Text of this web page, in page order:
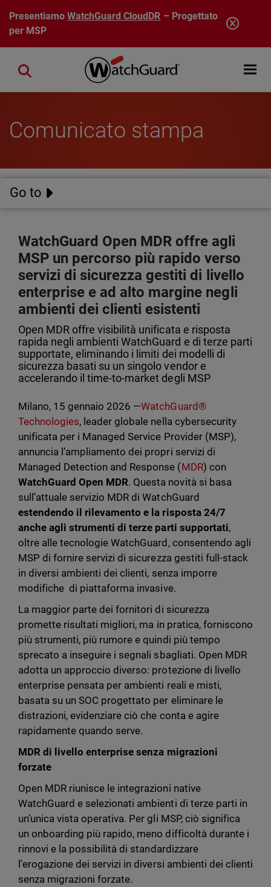
Salta al contenuto principale
PresentiamoWatchGuard CloudDR – Progettato
per MSP
Open
Close search
Comunicato stampa
Go to
WatchGuard Open MDR offre agli
MSP un percorso più rapido verso
servizi di sicurezza gestiti di livello
enterprise e ad alto margine negli
ambienti dei clienti esistenti
Open MDR offre visibilità unificata e risposta
rapida negli ambienti WatchGuard e di terze parti
supportate, eliminando i limiti dei modelli di
sicurezza basati su un singolo vendor e
accelerando il time-to-market degli MSP
Milano, 15 gennaio 2026 —WatchGuard®
Technologies, leader globale nella cybersecurity
unificata per i Managed Service Provider (MSP),
annuncia l’ampliamento dei propri servizi di
Managed Detection and Response (MDR) con
WatchGuard Open MDR. Questa novità si basa
sull’attuale servizio MDR di WatchGuard
estendendo il rilevamento e la risposta 24/7
anche agli strumenti di terze parti supportati,
oltre alle tecnologie WatchGuard, consentendo agli
MSP di fornire servizi di sicurezza gestiti full-stack
in diversi ambienti dei clienti, senza imporre
modifiche di piattaforma invasive.
La maggior parte dei fornitori di sicurezza
promette risultati migliori, ma in pratica, forniscono
più strumenti, più rumore e quindi più tempo
sprecato a inseguire i segnali sbagliati. Open MDR
adotta un approccio diverso: protezione di livello
enterprise pensata per ambienti reali e misti,
basata su un SOC progettato per eliminare le
distrazioni, evidenziare ciò che conta e agire
rapidamente quando serve.
MDR di livello enterprise senza migrazioni
forzate
Open MDR riunisce le integrazioni native
WatchGuard e selezionati ambienti di terze parti in
un’unica vista operativa. Per gli MSP, ciò significa
un onboarding più rapido, meno difficoltà durante i
rinnovi e la possibilità di standardizzare
l'erogazione dei servizi in diversi ambienti dei clienti
senza migrazioni forzate.